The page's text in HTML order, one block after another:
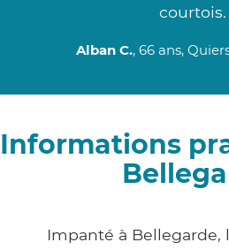
courtois.
Alban C., 66 ans,
Informations
Impanté à